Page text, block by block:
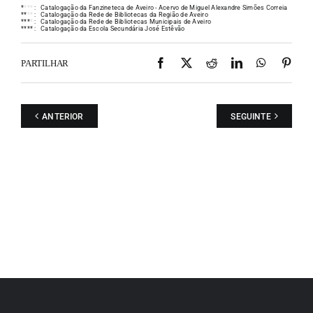
** * * :
Catalogação da Fanzineteca de Aveiro - Acervo de Miguel Alexandre Simões Correia
** * * :
Catalogação da Rede de Bibliotecas da Região de Aveiro
**** :
Catalogação da Rede de Bibliotecas Municipais de Aveiro
**** : Catalogação da Escola Secundária José Estêvão
PARTILHAR Facebook
X RedditLinkedIn
ANTERIOR SEGUINTE